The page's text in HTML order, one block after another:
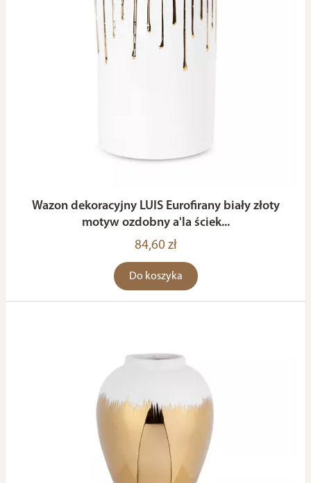
Wazon dekoracyjny LUIS Eurofirany biały złoty
motyw ozdobny a'la ściek...
84,60 zł
Do koszyka